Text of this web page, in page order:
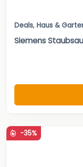
Deals, Haus &
Siemens
-35%